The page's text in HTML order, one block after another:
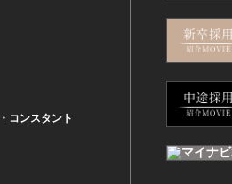
コンスタント